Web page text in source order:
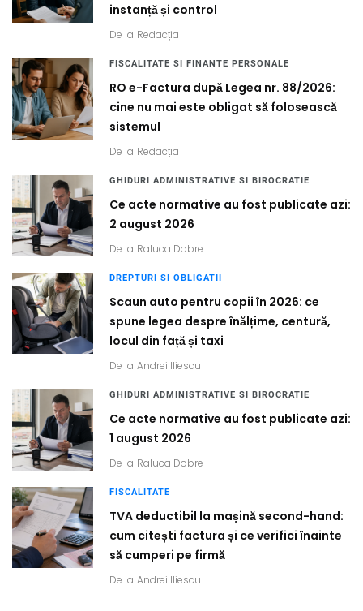
instanță și control
De la Redacția
FISCALITATE SI FINANTE PERSONALE
RO e-Factura după Legea nr. 88/2026:
cine nu mai este obligat să folosească
sistemul
De la Redacția
GHIDURI ADMINISTRATIVE SI BIROCRATIE
Ce acte normative au fost publicate azi:
2 august 2026
De la Raluca Dobre
DREPTURI SI OBLIGATII
Scaun auto pentru copii în 2026: ce
spune legea despre înălțime, centură,
locul din față și taxi
De la Andrei Iliescu
GHIDURI ADMINISTRATIVE SI BIROCRATIE
Ce acte normative au fost publicate azi:
1 august 2026
De la Raluca Dobre
FISCALITATE
TVA deductibil la mașină second-hand:
cum citești factura și ce verifici înainte
să cumperi pe firmă
De la Andrei Iliescu